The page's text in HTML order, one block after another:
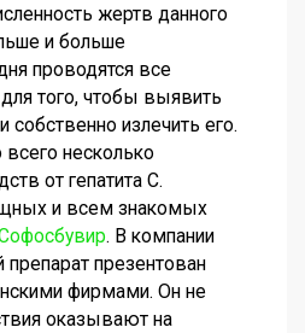
жертв данного
и больше
проводятся все
того, чтобы выявить
собственно излечить его.
несколько
от гепатита С.
и всем знакомых
. В компании
препарат презентован
фирмами. Он не
оказывают на